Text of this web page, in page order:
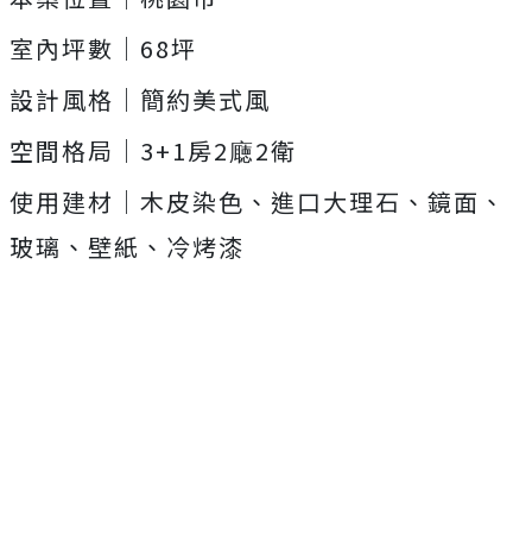
室內坪數｜68坪
設計風格｜簡約美式風
空間格局｜3+1房2廰2衛
使用建材｜木皮染色、進口大理石、鏡面、
玻璃、壁紙、冷烤漆